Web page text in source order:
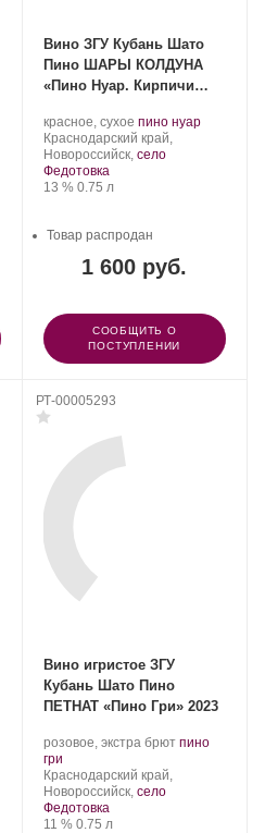
Вино ЗГУ Кубань Шато
Пино ШАРЫ КОЛДУНА
«Пино Нуар. Кирпичи
Производитель:
Шато
Пино.
красное, сухое .
Сорт
винограда:
пино нуар.
Регион:
Краснодарский край,
Новороссийск, село
Федотовка
Крепость
13 %. Объем
0.75 л
1 600 руб.
Товар распродан
СООБЩИТЬ О
ПОСТУПЛЕНИИ
РТ-00005293
Вино игристое ЗГУ
Кубань Шато Пино
ПЕТНАТ «Пино Гри» 2023
Производитель:
Шато
Пино.
розовое, экстра брют .пино
гри.
Регион:
Краснодарский край,
Новороссийск, село
Федотовка
Крепость
11 %. Объем
0.75 л